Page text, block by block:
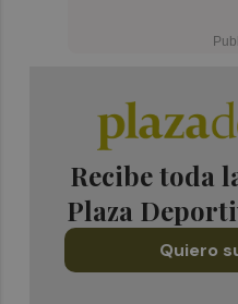
Recibe toda
Plaza
Quiero